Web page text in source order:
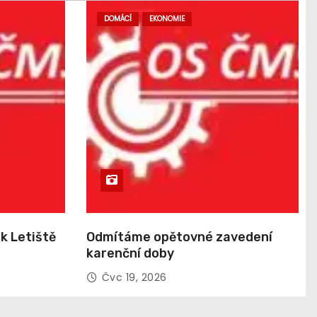
Letiště
DOMÁCÍ EKONOMIE
Odmítáme opětovné zavedení
karenční doby
Čvc 19, 2026